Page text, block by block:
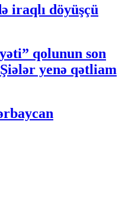
iraqlı döyüşçü
qolunun son
yenə qətliam